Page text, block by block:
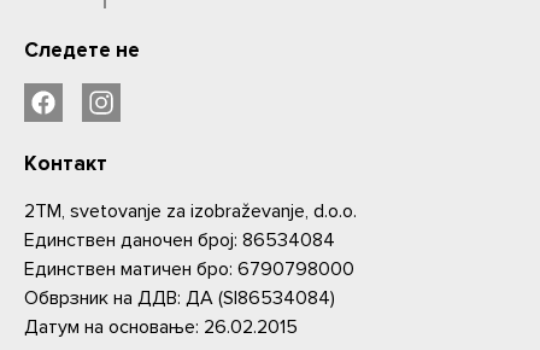
Следете не
Контакт
2TM, svetovanje za izobraževanje, d.o.o.
Единствен даночен број: 86534084
Единствен матичен бро: 6790798000
Oбврзник на ДДВ: ДА (SI86534084)
Датум на основање: 26.02.2015